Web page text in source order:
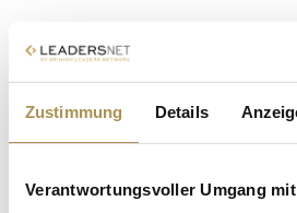
Zustimmung Details
Verantwortungsvoller Umgang